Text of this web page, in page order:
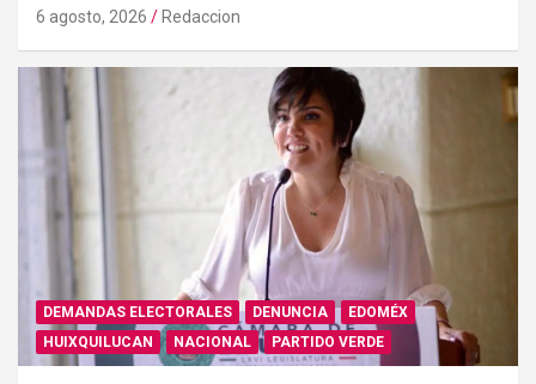
6 agosto, 2026 Redaccion
DEMANDAS ELECTORALES DENUNCIA
EDOMÉX
HUIXQUILUCAN
NACIONAL PARTIDO VERDE